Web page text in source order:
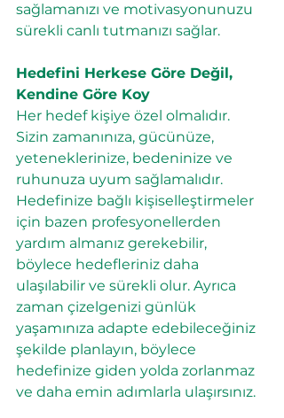
sağlamanızı ve motivasyonunuzu
sürekli canlı tutmanızı sağlar.
Hedefini Herkese Göre Değil,
Kendine Göre Koy
Her hedef kişiye özel olmalıdır.
Sizin zamanınıza, gücünüze,
yeteneklerinize, bedeninize ve
ruhunuza uyum sağlamalıdır.
Hedefinize bağlı kişiselleştirmeler
için bazen profesyonellerden
yardım almanız gerekebilir,
böylece hedefleriniz daha
ulaşılabilir ve sürekli olur. Ayrıca
zaman çizelgenizi günlük
yaşamınıza adapte edebileceğiniz
şekilde planlayın, böylece
hedefinize giden yolda zorlanmaz
ve daha emin adımlarla ulaşırsınız.